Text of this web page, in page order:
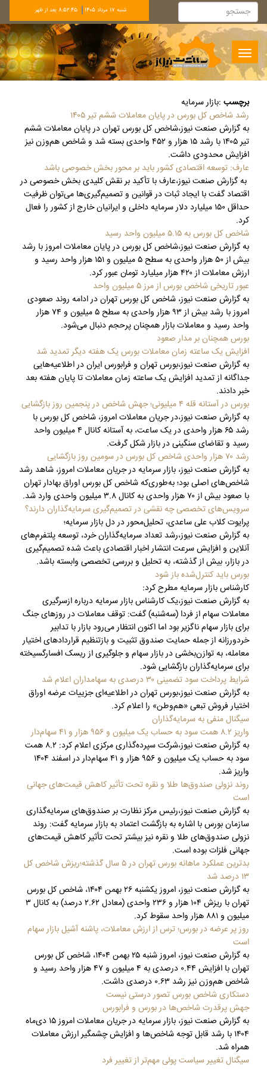
شنبه 17 مرداد 1405 8:52:45 بعد از ظهر
Toggle
navigation
برچسب :بازار سرمایه
رشد شاخص کل بورس در پایان معاملات ششم تیر ۱۴۰۵
به گزارش صنعت نیوز،شاخص کل بورس تهران در پایان معاملات ششم
تیر ۱۴۰۵ با رشد ۱۵ هزار و ۴۵۲ واحدی بسته ‏شد و شاخص هم‌وزن نیز
افزایش محدودی داشت‎.‎
عارف: توسعه اقتصادی کشور باید بر محور بخش خصوصی باشد
به گزارش صنعت نیوز،عارف با تأکید بر نقش کلیدی بخش خصوصی در
اقتصاد گفت با ایجاد ثبات در قوانین و تصمیم‌گیری‌ها می‌توان ظرفیت
حداقل ۱۵۰ میلیارد دلار سرمایه داخلی و ایرانیان خارج از کشور را فعال
کرد.
شاخص کل بورس به ۵.۱۵ میلیون واحد رسید
به گزارش صنعت نیوز،شاخص کل بورس در پایان معاملات امروز با رشد
بیش از ۵۰ هزار واحدی به سطح ۵ میلیون و ۱۵۱ هزار واحد رسید و
ارزش معاملات از ۴۲۰ هزار میلیارد تومان عبور کرد.
عبور تاریخی شاخص بورس از مرز ۵ میلیون واحد
به گزارش صنعت نیوز، شاخص کل بورس تهران در ادامه روند صعودی
امروز با رشد بیش از ۹۳ هزار واحدی به سطح ۵ ‏میلیون و ۷۴ هزار
واحد رسید و معاملات بازار همچنان پرحجم دنبال می‌شود‎.‎
بورس همچنان بر مدار صعود
افزایش یک ساعته زمان معاملات بورس یک هفته دیگر تمدید شد
به گزارش صنعت نیوز،بورس تهران و فرابورس ایران در اطلاعیه‌هایی
جداگانه از تمدید افزایش یک ساعته زمان معاملات تا پایان هفته بعد
خبر دادند.
بورس در آستانه قله ۴ میلیونی؛ جهش شاخص در پنجمین روز بازگشایی
به گزارش صنعت نیوز،در جریان معاملات امروز، شاخص کل بورس با
رشد ۶۵ هزار واحدی در یک ساعت، به آستانه کانال ۴ میلیون واحد
رسید و تقاضای سنگینی در بازار شکل گرفت.
رشد ۷۰ هزار واحدی شاخص کل بورس در سومین روز بازگشایی
به گزارش صنعت نیوز، بازار سرمایه در جریان معاملات امروز، شاهد رشد
شاخص‌های اصلی بود؛ به‌طوری‌که شاخص کل بورس اوراق بهادار تهران
با صعود بیش از ۷۰ هزار واحدی به کانال ۳.۸ میلیون واحدی وارد شد.
سرویس‌های تخصصی چه نقشی در تصمیم‌گیری سرمایه‌گذاران دارند؟
پرایوت کلاب علی ساعدی، تحلیل‌محور در دل بازار سرمایه؛
به گزارش صنعت نیوز،رشد تعداد سرمایه‌گذاران خرد، توسعه پلتفرم‌های
آنلاین و افزایش سرعت انتشار اخبار اقتصادی باعث شده تصمیم‌گیری
در بازار، بیش از گذشته، به تحلیل و بررسی تخصصی وابسته باشد.
بورس باید کنترل‌شده باز شود
کارشناس بازار سرمایه مطرح کرد:
به گزارش صنعت نیوز،یک کارشناس بازار سرمایه درباره ازسرگیری
معاملات سهام از فردا (سه‌شنبه) گفت: توقف معاملات در روزهای جنگ
برای بازار سهام ناگزیر بود اما اکنون انتظار می‌رود بازار با تدابیر
خردورزانه از جمله حمایت صندوق تثبیت و بازتنظیم قراردادهای اختیار
معامله، به توازن‌بخشی در بازار سهام و جلوگیری از ریسک افسارگسیخته
برای سرمایه‌گذاران بازگشایی شود.
شرایط پرداخت سود تضمینی ۳۰ درصدی به سهامداران اعلام شد
به گزارش صنعت نیوز،بورس تهران در اطلاعیه‌ای جزییات عرضه اوراق
اختیار فروش تبعی «هم‌وطن» را اعلام کرد.
سیگنال منفی به سرمایه‌گذاران
واریز ۸.۲ همت سود به حساب یک میلیون و ۹۵۶ هزار و ۴۱ سهام‌دار
به گزارش صنعت نیوز،شرکت سپرده‌گذاری مرکزی اعلام کرد: ۸.۲ همت
سود به حساب یک میلیون و ۹۵۶ هزار و ۴۱ سهام‌دار در اسفند ۱۴۰۴
واریز شد.
روند نزولی صندوق‌ها طلا و نقره تحت تأثیر کاهش قیمت‌های جهانی
است
به گزارش صنعت نیوز،رئیس مرکز نظارت بر صندوق‌های سرمایه‌گذاری
سازمان بورس با اشاره به بازگشت اعتماد به بازار سرمایه گفت: روند
نزولی صندوق‌های طلا و نقره نیز بیشتر تحت تأثیر کاهش قیمت‌های
جهانی فلزات بوده است.
بدترین عملکرد ماهانه بورس تهران در ۵ سال گذشته؛ریزش شاخص کل
۱۳ درصد شد
به گزارش صنعت نیوز، امروز یکشنبه ۲۶ بهمن ۱۴۰۴، شاخص کل بورس
تهران با ریزش ۱۰۴ هزار و ۲۳۶ واحدی (معادل ۲.۶۲ درصد) به کانال ۳
میلیون و ۸۸۱ هزار واحد سقوط کرد.
روز پر عرضه در بورس؛ ترس از ارزش معاملات، پاشنه آشیل بازار سهام
است
به گزارش صنعت نیوز، امروز شنبه ۲۵ بهمن ۱۴۰۴، شاخص کل بورس
تهران با افزایش ۰.۴۴ درصدی به ۴ میلیون و ۴۷ هزار واحد رسید و
شاخص هم‌وزن نیز رشد ۰.۶۳ درصدی داشت.
دستکاری شاخص بورس تصور درستی نیست
جهش پرقدرت شاخص‌ها در بورس و فرابورس
به گزارش صنعت نیوز، بازار سرمایه در جریان معاملات امروز ۱۵ دی‌ماه
۱۴۰۴ با رشد قابل توجه شاخص‌ها و افزایش چشمگیر ارزش معاملات
همراه شد.
سیگنال تغییر سیاست پولی مهم‌تر از تغییر فرد